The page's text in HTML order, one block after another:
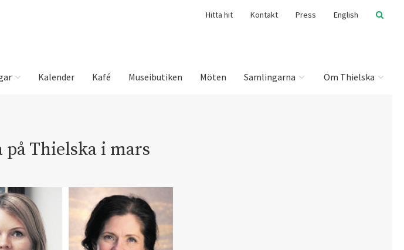
Hitta hit Kontakt Press English
Kalender Kafé Museibutiken Möten Samlingarna Om Thielska
Thielska i mars